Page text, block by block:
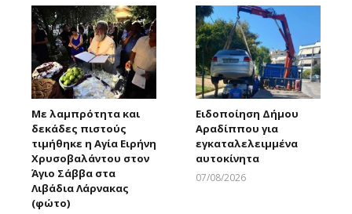
Με λαμπρότητα και
δεκάδες πιστούς
τιμήθηκε η Αγία Ειρήνη
Χρυσοβαλάντου στον
Άγιο Σάββα στα
Λιβάδια Λάρνακας
(φώτο)
Ειδοποίηση Δήμου
Αραδίππου για
εγκαταλελειμμένα
αυτοκίνητα
07/08/2026